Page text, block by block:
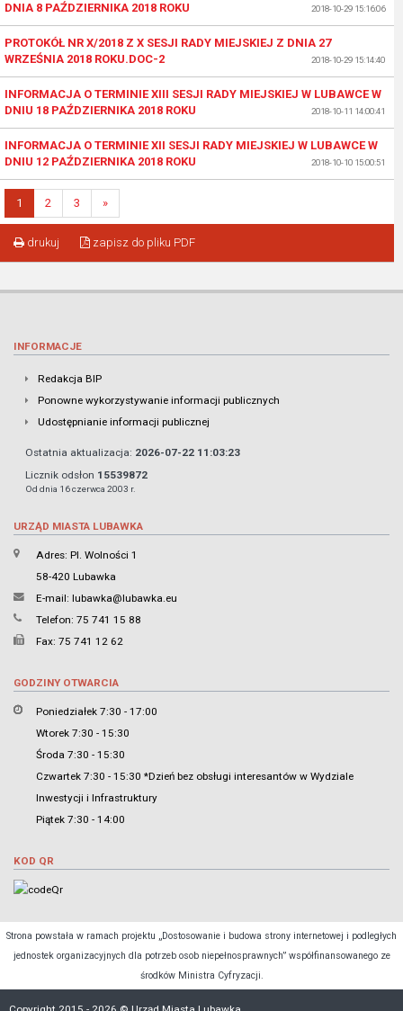
DNIA 8 PAŹDZIERNIKA 2018 ROKU
2018-10-29 15:16:06
PROTOKÓŁ NR X/2018 Z X SESJI RADY MIEJSKIEJ Z DNIA 27
WRZEŚNIA 2018 ROKU.DOC-2
2018-10-29 15:14:40
INFORMACJA O TERMINIE XIII SESJI RADY MIEJSKIEJ W LUBAWCE W
DNIU 18 PAŹDZIERNIKA 2018 ROKU
2018-10-11 14:00:41
INFORMACJA O TERMINIE XII SESJI RADY MIEJSKIEJ W LUBAWCE W
DNIU 12 PAŹDZIERNIKA 2018 ROKU
2018-10-10 15:00:51
1 2 3 »
drukuj zapisz do pliku PDF
INFORMACJE
Redakcja BIP
Ponowne wykorzystywanie informacji publicznych
Udostępnianie informacji publicznej
Ostatnia aktualizacja: 2026-07-22 11:03:23
Licznik odsłon 15539872
Od dnia 16 czerwca 2003 r.
URZĄD MIASTA LUBAWKA
Adres: Pl. Wolności 1
58-420 Lubawka
E-mail: lubawka@lubawka.eu
Telefon: 75 741 15 88
Fax: 75 741 12 62
GODZINY OTWARCIA
Poniedziałek 7:30 - 17:00
Wtorek 7:30 - 15:30
Środa 7:30 - 15:30
Czwartek 7:30 - 15:30 *Dzień bez obsługi interesantów w Wydziale
Inwestycji i Infrastruktury
Piątek 7:30 - 14:00
KOD QR
Strona powstała w ramach projektu „Dostosowanie i budowa strony internetowej i podległych
jednostek organizacyjnych dla potrzeb osob niepełnosprawnych” współfinansowanego ze
środków Ministra Cyfryzacji.